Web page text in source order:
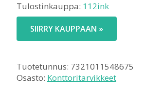
9,45 €.
hinta
on:
8,50 €.
Tulostinkauppa: 112ink
SIIRRY KAUPPAAN »
Tuotetunnus: 7321011548675
Osasto: Konttoritarvikkeet